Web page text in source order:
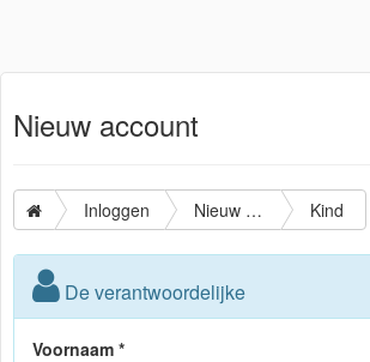
Nieuw account
Inloggen Nieuw account Kind
De verantwoordelijke
Voornaam *